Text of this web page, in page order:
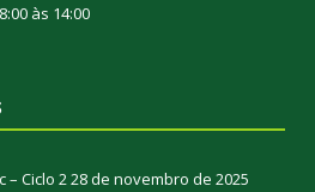
às 14:00
– Ciclo 228 de novembro de 2025